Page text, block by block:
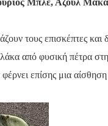
Μπλε, Αζούλ
τους επισκέπτες
από φυσική πέτρα
επίσης μια